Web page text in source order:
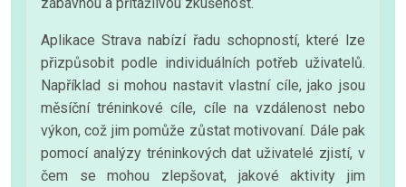
Aplikace Strava nabízí řadu schopností, které lze
přizpůsobit podle individuálních potřeb uživatelů.
Například si mohou nastavit vlastní cíle, jako jsou
měsíční tréninkové cíle, cíle na vzdálenost nebo
výkon, což jim pomůže zůstat motivovaní. Dále pak
pomocí analýzy tréninkových dat uživatelé zjistí, v
čem se mohou zlepšovat, jakové aktivity jim